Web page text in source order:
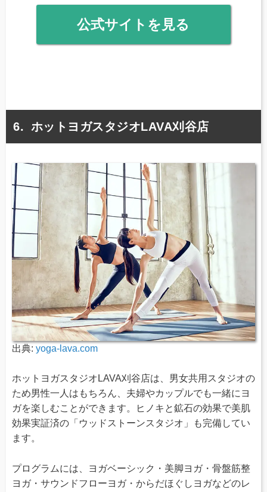
公式サイトを見る
ホットヨガスタジオLAVA刈谷店
出典: yoga-lava.com
ホットヨガスタジオLAVA刈谷店は、男女共用スタジオの
ため男性一人はもちろん、夫婦やカップルでも一緒にヨ
ガを楽しむことができます。ヒノキと鉱石の効果で美肌
効果実証済の「ウッドストーンスタジオ」も完備してい
ます。
プログラムには、ヨガベーシック・美脚ヨガ・骨盤筋整
ヨガ・サウンドフローヨガ・からだほぐしヨガなどのレ